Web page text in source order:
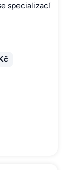
specializací